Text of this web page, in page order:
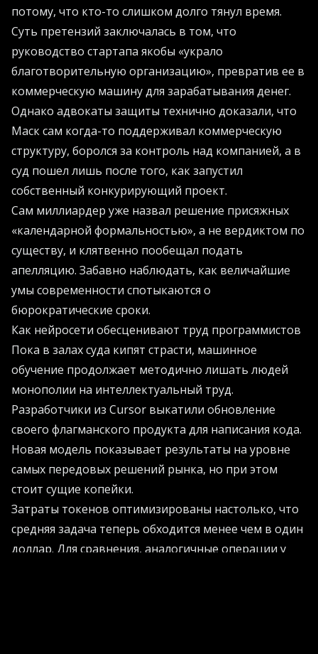
потому, что кто-то слишком долго тянул время.
Суть претензий заключалась в том, что
руководство стартапа якобы «украло
благотворительную организацию», превратив ее в
коммерческую машину для зарабатывания денег.
Однако адвокаты защиты технично доказали, что
Маск сам когда-то поддерживал коммерческую
структуру, боролся за контроль над компанией, а в
суд пошел лишь после того, как запустил
собственный конкурирующий проект.
Сам миллиардер уже назвал решение присяжных
«календарной формальностью», а не вердиктом по
существу, и клятвенно пообещал подать
апелляцию. Забавно наблюдать, как величайшие
умы современности спотыкаются о
бюрократические сроки.
Как нейросети обесценивают труд программистов
Пока в залах суда кипят страсти, машинное
обучение продолжает методично лишать людей
монополии на интеллектуальный труд.
Разработчики из Cursor выкатили обновление
своего флагманского продукта для написания кода.
Новая модель показывает результаты на уровне
самых передовых решений рынка, но при этом
стоит сущие копейки.
Затраты токенов оптимизированы настолько, что
средняя задача теперь обходится менее чем в один
доллар. Для сравнения, аналогичные операции у